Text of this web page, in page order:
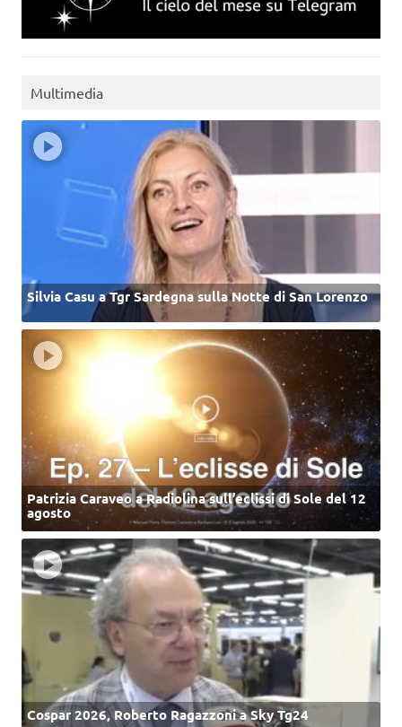
Multimedia
Silvia Casu a Tgr Sardegna sulla Notte di San Lorenzo
Patrizia Caraveo a Radiolina sull’eclissi di Sole del 12
agosto
Cospar 2026, Roberto Ragazzoni a Sky Tg24